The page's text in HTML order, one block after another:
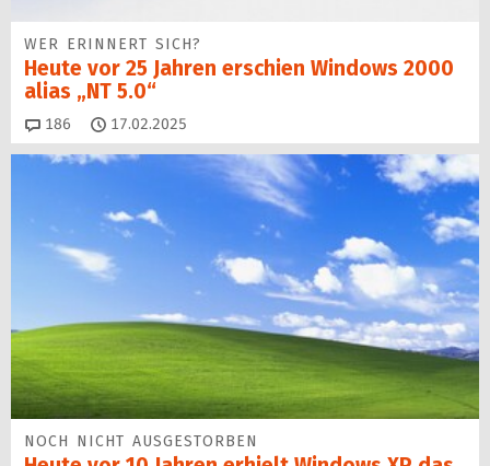
WER ERINNERT SICH?
Heute vor 25 Jahren erschien Windows 2000
alias „NT 5.0“
186 Kommentare
17.02.2025
NOCH NICHT AUSGESTORBEN